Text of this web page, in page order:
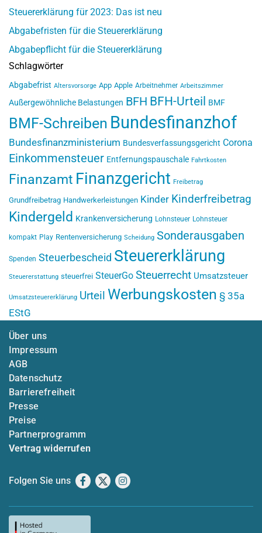
Steuererklärung für 2023: Das ist neu
Abgabefristen für die Steuererklärung
Abgabepflicht für die Steuererklärung
Schlagwörter
Abgabefrist Altersvorsorge App Apple Arbeitnehmer Arbeitszimmer
Außergewöhnliche Belastungen BFH BFH-Urteil BMF
BMF-Schreiben Bundesfinanzhof
Bundesfinanzministerium Bundesverfassungsgericht Corona
Einkommensteuer Entfernungspauschale Fahrtkosten
Finanzamt Finanzgericht Freibetrag
Grundfreibetrag Handwerkerleistungen Kinder Kinderfreibetrag
Kindergeld Krankenversicherung Lohnsteuer Lohnsteuer
kompakt Play Rentenversicherung Scheidung Sonderausgaben
Spenden Steuerbescheid Steuererklärung
Steuererstattung steuerfrei SteuerGo Steuerrecht Umsatzsteuer
Umsatzsteuererklärung Urteil Werbungskosten § 35a
EStG
Über uns
Impressum
AGB
Datenschutz
Barrierefreiheit
Presse
Preise
Partnerprogramm
Vertrag widerrufen
Folgen Sie uns Facebook
X Instagram